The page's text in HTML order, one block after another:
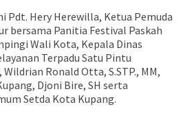
Pdt. Hery Herewilla, Ketua Pemuda
bersama Panitia Festival Paskah
Wali Kota, Kepala Dinas
Terpadu Satu Pintu
Ronald Otta, S.STP., MM,
Djoni Bire, SH serta
Setda Kota Kupang.